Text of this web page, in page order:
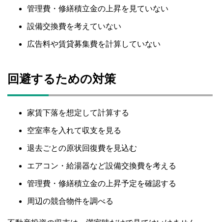
管理費・修繕積立金の上昇を見ていない
設備交換費を考えていない
広告料や賃貸募集費を計算していない
回避するための対策
家賃下落を想定して計算する
空室率を入れて収支を見る
退去ごとの原状回復費を見込む
エアコン・給湯器など設備交換費を考える
管理費・修繕積立金の上昇予定を確認する
周辺の競合物件を調べる